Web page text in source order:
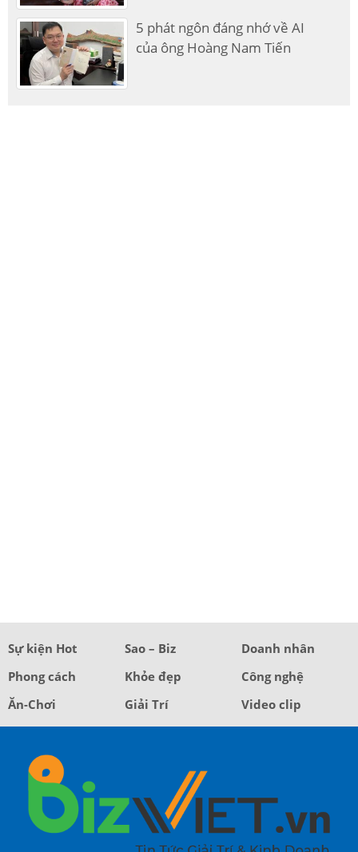
5 phát ngôn đáng nhớ về AI
của ông Hoàng Nam Tiến
Sự kiện Hot Sao – Biz
Doanh nhân
Phong cách
Khỏe đẹp
Công nghệ
Ăn-Chơi
Giải Trí Video clip